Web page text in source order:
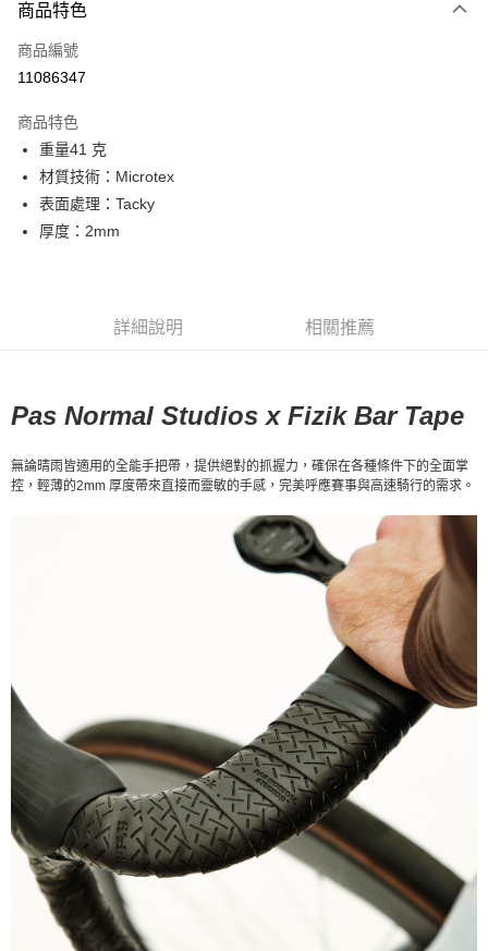
LINE Pay
Apple Pay
運送方式
全家店到店
每筆NT$80，滿NT$10,000(含以上)免運費
每筆NT$80，滿NT$10,000(含以上)免運費
宅配
每筆NT$130，滿NT$10,000(含以上)免運費
商品特色
商品編號
11086347
商品特色
重量41 克
材質技術：Microtex
表面處理：Tacky
厚度：2mm
詳細說明 相關推薦
Pas Normal Studios x Fizik Bar Tape
無論晴雨皆適用的全能手把帶，提供絕對的抓握力，確保在各種條件下的全面掌
控，輕薄的2mm 厚度帶來直接而靈敏的手感，完美呼應賽事與高速騎行的需求。